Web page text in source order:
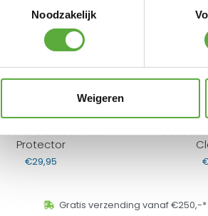
Noodzakelijk
Weigeren
Yoi Ishi stapelbare
zwart/donkergrijs
€129,00
Outdoor Teak
Protector
€29,95
4
Gratis verzending vanaf €250,-*